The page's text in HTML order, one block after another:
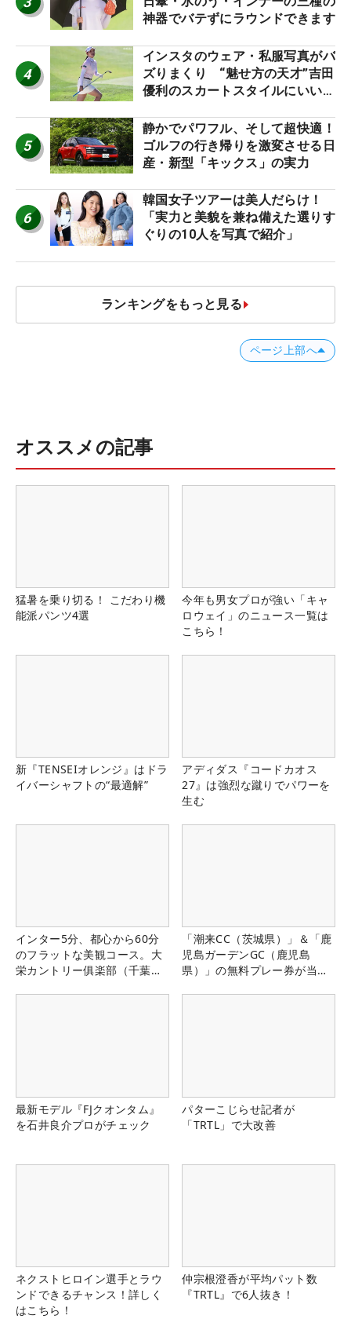
神器でバテずにラウンドできます
4
インスタのウェア・私服写真がバ
ズりまくり “魅せ方の天才”吉田
優利のスカートスタイルにいい
5
静かでパワフル、そして超快適！
ゴルフの行き帰りを激変させる日
産・新型「キックス」の実力
6
韓国女子ツアーは美人だらけ！
「実力と美貌を兼ね備えた選りす
ぐりの10人を写真で紹介」
ランキングをもっと見る
ページ上部へ
オススメの記事
猛暑を乗り切る！ こだわり機
能派パンツ4選
今年も男女プロが強い「キャ
ロウェイ」のニュース一覧は
こちら！
新『TENSEIオレンジ』はドラ
イバーシャフトの“最適解”
アディダス『コードカオス
27』は強烈な蹴りでパワーを
生む
インター5分、都心から60分
のフラットな美観コース。大
栄カントリー俱楽部（千葉
「潮来CC（茨城県）」＆「鹿
児島ガーデンGC（鹿児島
県）」の無料プレー券が当た
最新モデル『FJクオンタム』
を石井良介プロがチェック
パターこじらせ記者が
「TRTL」で大改善
ネクストヒロイン選手とラウ
ンドできるチャンス！詳しく
はこちら！
仲宗根澄香が平均パット数
『TRTL』で6人抜き！